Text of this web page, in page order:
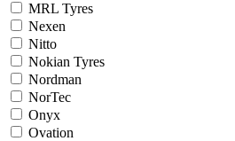
MRL Tyres
Nexen
Nitto
Nokian Tyres
Nordman
NorTec
Onyx
Ovation